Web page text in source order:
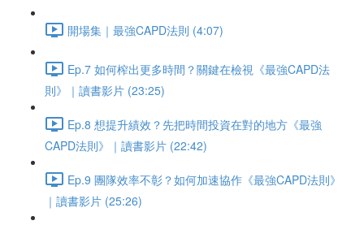
開場集｜最強CAPD法則 (4:07)
Ep.7 如何榨出更多時間？關鍵在檢視《最強CAPD法
則》｜讀書影片 (23:25)
Ep.8 想提升績效？先把時間投資在對的地方《最強
CAPD法則》｜讀書影片 (22:42)
Ep.9 團隊效率不彰？如何加速協作《最強CAPD法則》
｜讀書影片 (25:26)